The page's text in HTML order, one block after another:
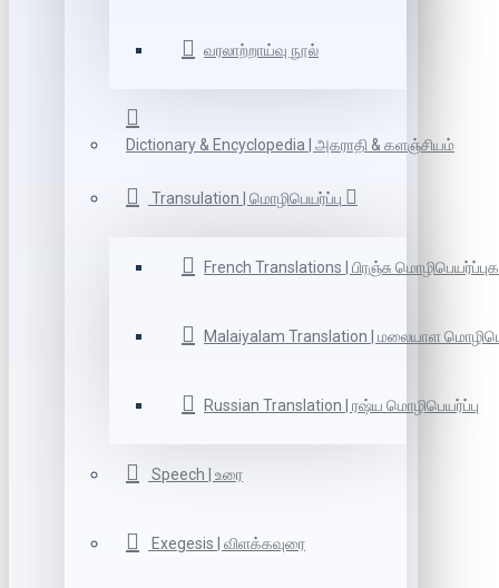
வரலாற்றாய்வு நூல்
Dictionary & Encyclopedia | அகராதி & களஞ்சியம்
Transulation | மொழிபெயர்ப்பு
French Translations | பிரஞ்சு
Malaiyalam Translation | மலையாள
Russian Translation | ரஷ்ய மொழிபெயர்ப்பு
Speech | உரை
Exegesis | விளக்கவுரை